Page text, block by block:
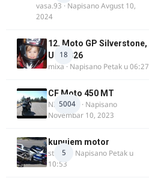
vasa.93 · NapisanoAvgust 10,
2024
18
12. Moto GP Silverstone,
UK, 2026
mixa · Napisano Petak u 06:27
5004
CF Moto 450 MT
NIKOLA 1
· Napisano
Novembar 10, 2023
5
kupujem motor
strugo · Napisano Petak u
10:53